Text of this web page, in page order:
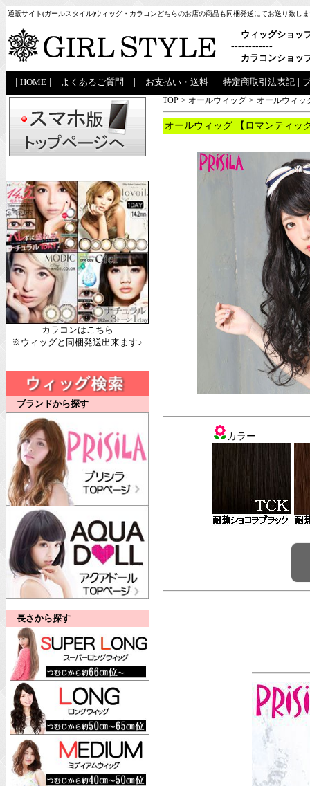
通販サイト(ガールスタイル)ウィッグ・カラコンどちらのお店の商品も同梱発送にてお送り致し
ウィッグショッ
------------
カラコンショッ
HOME よくあるご質問 お支払い・送料 特定商取引法表記
カラコンはこちら
※ウィッグと同梱発送出来ます♪
ブランドから探す
長さから探す
TOP > オールウィッグ > オールウィッ
オールウィッグ 【ロマンティッ
カラー